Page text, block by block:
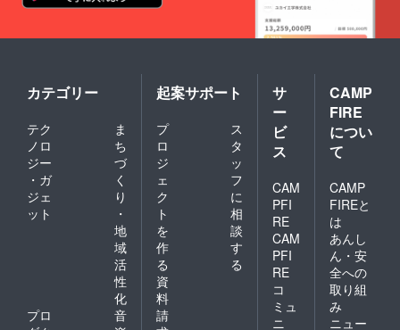
カテゴリー
テク
ノロ
ジー
・ガ
ジェ
ット
ま
ち
づ
く
り
・
地
域
活
性
化
プロ
音
起案サポート
プ
ロ
ジ
ェ
ク
ト
を
作
る
ス
タ
ッ
フ
に
相
談
す
る
資
料
請
サ
ー
ビ
ス
CAM
PFI
RE
CAM
PFI
RE
コ
ミュ
ニ
CAMP
FIRE
につい
て
CAMP
FIREと
は
あんし
ん・安
全への
取り組
み
ニュー